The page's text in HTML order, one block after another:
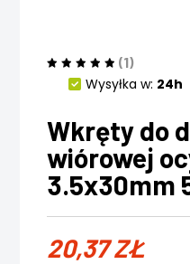
(1)
Wysyłka w: 24h
Wkręty do
wiórowej
3.5x30mm
20,37ZŁ